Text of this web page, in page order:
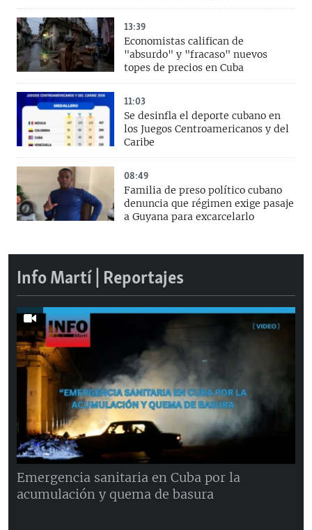
13:39
Economistas califican de
"absurdo" y "fracaso" nuevos
topes de precios en Cuba
11:03
Se desinfla el deporte cubano en
los Juegos Centroamericanos y del
Caribe
08:49
Familia de preso político cubano
denuncia que régimen exige pasaje
a Guyana para excarcelarlo
Info Martí | Reportajes
Emergencia sanitaria en Cuba por la
acumulación y quema de basura